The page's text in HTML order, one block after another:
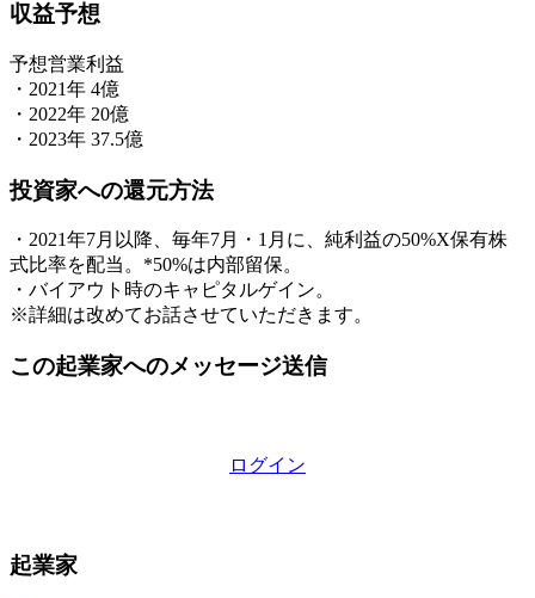
収益予想
予想営業利益
・2021年 4億
・2022年 20億
・2023年 37.5億
投資家への還元方法
・2021年7月以降、毎年7月・1月に、純利益の50%X保有株
式比率を配当。*50%は内部留保。
・バイアウト時のキャピタルゲイン。
※詳細は改めてお話させていただきます。
この起業家へのメッセージ送信
ログイン
起業家